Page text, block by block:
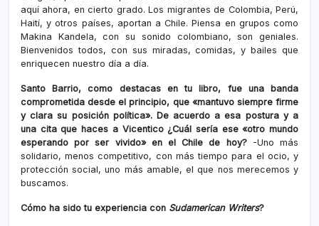
aquí ahora, en cierto grado. Los migrantes de Colombia, Perú,
Haití, y otros países, aportan a Chile. Piensa en grupos como
Makina Kandela, con su sonido colombiano, son geniales.
Bienvenidos todos, con sus miradas, comidas, y bailes que
enriquecen nuestro día a día.
Santo Barrio, como destacas en tu libro, fue una banda
comprometida desde el principio, que «mantuvo siempre firme
y clara su posición política». De acuerdo a esa postura y a
una cita que haces a Vicentico ¿Cuál sería ese «otro mundo
esperando por ser vivido» en el Chile de hoy? -Uno más
solidario, menos competitivo, con más tiempo para el ocio, y
protección social, uno más amable, el que nos merecemos y
buscamos.
Cómo ha sido tu experiencia con Sudamerican Writers?